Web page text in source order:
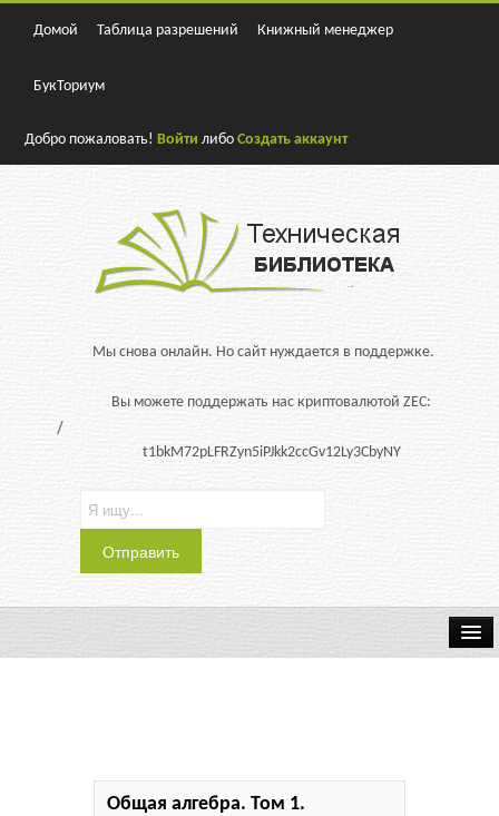
Домой Таблица разрешений Книжный менеджер
БукТориум
Добро пожаловать!Войти либоСоздать аккаунт
Мы снова онлайн. Но сайт нуждается в поддержке.
Вы можете поддержать нас криптовалютой ZEC:
t1bkM72pLFRZyn5iPJkk2ccGv12Ly3CbyNY
Общая алгебра. Том 1.